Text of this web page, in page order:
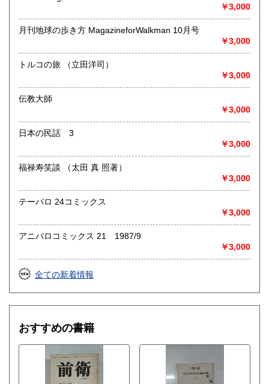
総記、哲学宗教、歴史、社会科学、自然科学、美術工芸、国
語国文、外国文学、古典籍、近代文献、趣味、外国書、サブ
カルチャー、古書一般（その他）
￥3,000
月刊地球の歩き方 MagazineforWalkman 10月号
￥3,000
トルコの旅 （立田洋司）
￥3,000
伝教大師
￥3,000
日本の民話 3
￥3,000
福禄寿笑談 （太田 真 照著）
￥3,000
テーパロ 24コミックス
￥3,000
アニパロコミックス 21 1987/9
￥3,000
全ての新着情報
おすすめの書籍